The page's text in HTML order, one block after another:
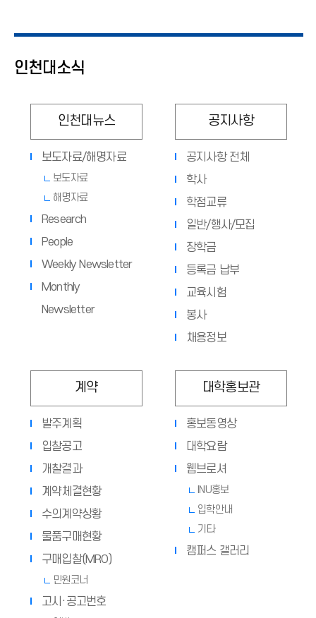
인천대소식
인천대뉴스
보도자료/해명자료
보도자료
해명자료
Research
People
Weekly Newsletter
Monthly
Newsletter
공지사항
공지사항 전체
학사
학점교류
일반/행사/모집
장학금
등록금 납부
교육시험
봉사
채용정보
계약
발주계획
입찰공고
개찰결과
계약체결현황
수의계약상황
물품구매현황
구매입찰(MRO)
민원코너
고시·공고번호
대학홍보관
홍보동영상
대학요람
웹브로셔
INU홍보
입학안내
기타
캠퍼스 갤러리